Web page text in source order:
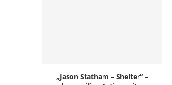
„Jason Statham – Shelter“ –